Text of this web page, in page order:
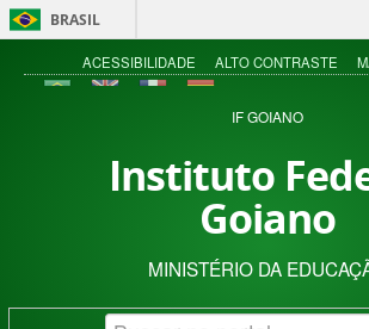
BRASIL
Acesso
ACESSIBILIDADE ALTO CONTRASTE
IF GOIANO
Instituto
Goiano
MINISTÉRIO DA